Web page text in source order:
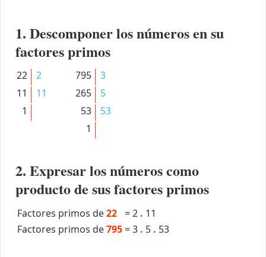
1. Descomponer los números en su
factores primos
22
2
11
11
1
795
3
265
5
53
53
1
2. Expresar los números como
producto de sus factores primos
Factores primos de22 =2 . 11
Factores primos de795 =3 . 5 . 53